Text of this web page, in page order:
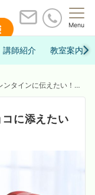
Menu
講師紹介 教室案内
ンに伝えたい！チョコに添えたい心をつかむ英語メッセージ
に添えたい